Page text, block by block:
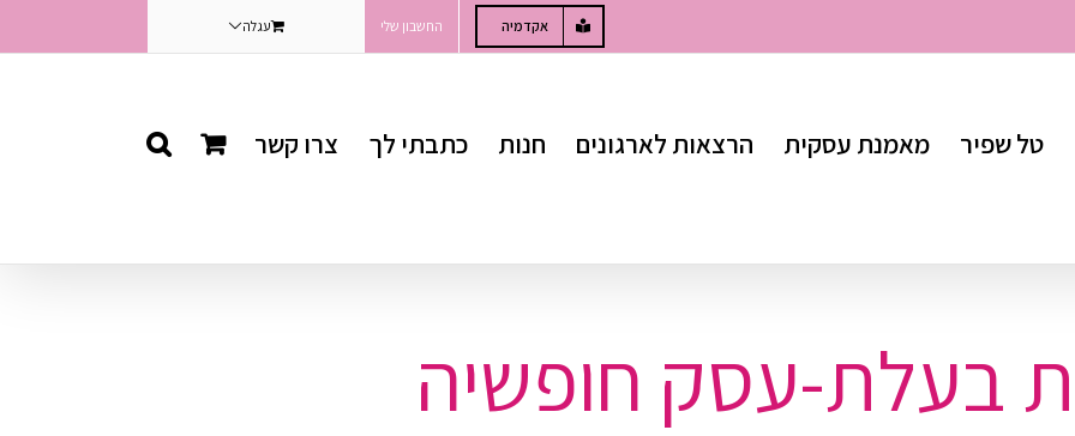
אקדמיה החשבון שלי עגלה
טל שפיר מאמנת עסקית הרצאות לארגונים חנות כתבתי לך צרו קשר
בעלת-עסק חופשיה